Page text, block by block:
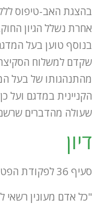
בהצגת האב-טיפוס
אחרת נשלל הגיון
בנוסף טוען בעל
שקדם למשלוח הסקיצה
מהתנהגותו של בעל
הקניינית במדגם ועל
שעולה מהדברים
דיון
סעיף 36 לפקודת הפטנטים והמדגמים קובע כדלקמן:
"כל אדם מעונין